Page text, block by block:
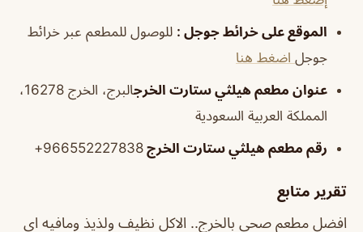
الموقع على خرائط جوجل : للوصول للمطعم عبر خرائط
جوجل اضغط هنا
عنوان مطعم هيلثي ستارت الخرج
البرج، الخرج 16278،
المملكة العربية السعودية
رقم مطعم هيلثي ستارت الخرج 966552227838+
تقرير متابع
افضل مطعم صحي بالخرج.. الاكل نظيف ولذيذ ومافيه اي